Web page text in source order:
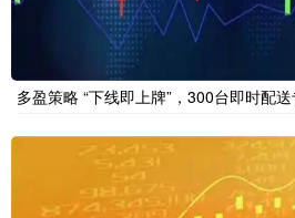
多盈策略 “下线即上牌”，300台即时配